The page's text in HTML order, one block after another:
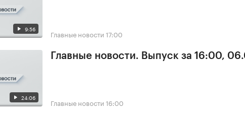
9:56 Главные новости 17:00
24:06
Главные новости. Выпуск за 16:00,
Главные новости 16:00